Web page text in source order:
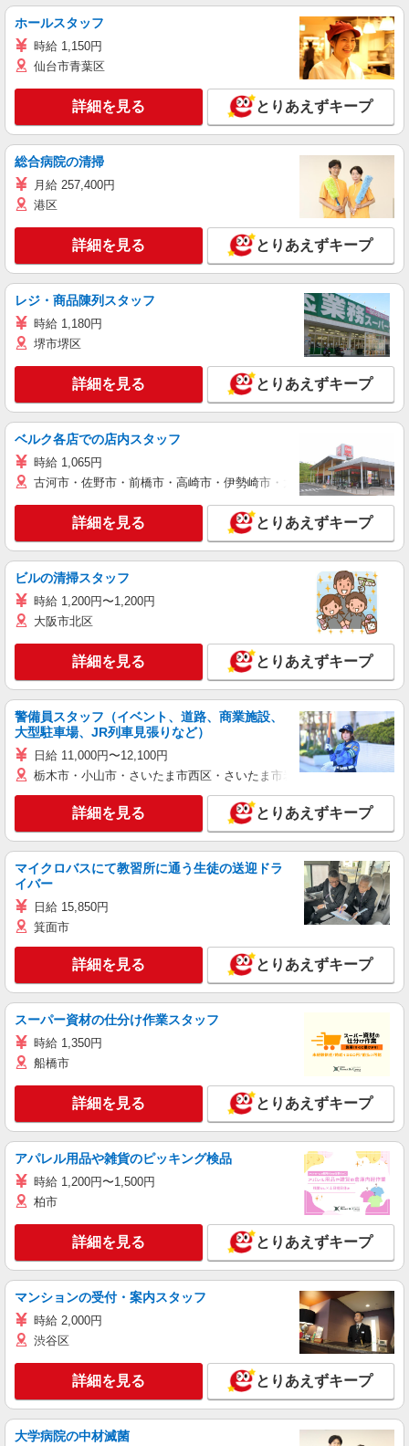
ホールスタッフ
時給 1,150円
仙台市青葉区
詳細を見る とりあえずキープ
総合病院の清掃
月給 257,400円
港区
詳細を見る とりあえずキープ
レジ・商品陳列スタッフ
時給 1,180円
堺市堺区
詳細を見る とりあえずキープ
ベルク各店での店内スタッフ
時給 1,065円
古河市・佐野市・前橋市・高崎市・伊勢崎市・太田市・館林市・藤
詳細を見る とりあえずキープ
ビルの清掃スタッフ
時給 1,200円〜1,200円
大阪市北区
詳細を見る とりあえずキープ
警備員スタッフ（イベント、道路、商業施設、
大型駐車場、JR列車見張りなど）
日給 11,000円〜12,100円
栃木市・小山市・さいたま市西区・さいたま市岩槻区・久喜市・蓮田
詳細を見る とりあえずキープ
マイクロバスにて教習所に通う生徒の送迎ドラ
イバー
日給 15,850円
箕面市
詳細を見る とりあえずキープ
スーパー資材の仕分け作業スタッフ
時給 1,350円
船橋市
詳細を見る とりあえずキープ
アパレル用品や雑貨のピッキング検品
時給 1,200円〜1,500円
柏市
詳細を見る とりあえずキープ
マンションの受付・案内スタッフ
時給 2,000円
渋谷区
詳細を見る とりあえずキープ
大学病院の中材滅菌